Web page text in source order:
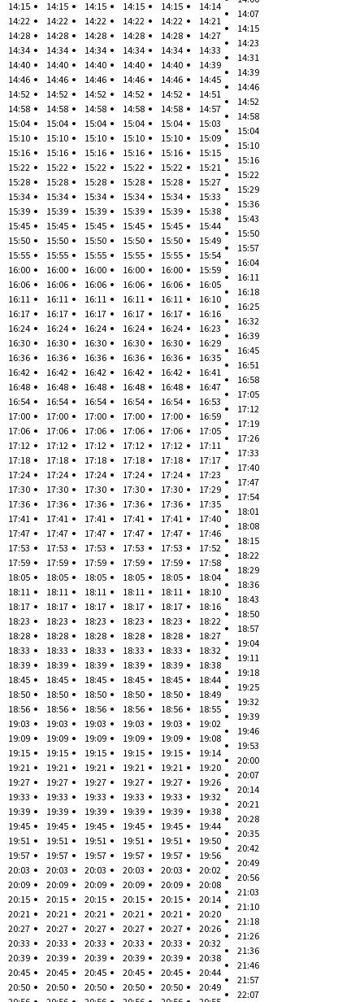
14:15
14:22
14:28
14:34
14:40
14:46
14:52
14:58
15:04
15:10
15:16
15:22
15:28
15:34
15:39
15:45
15:50
15:55
16:00
16:06
16:11
16:17
16:24
16:30
16:36
16:42
16:48
16:54
17:00
17:06
17:12
17:18
17:24
17:30
17:36
17:41
17:47
17:53
17:59
18:05
18:11
18:17
18:23
18:28
18:33
18:39
18:45
18:50
18:56
19:03
19:09
19:15
19:21
19:27
19:33
19:39
19:45
19:51
19:57
20:03
20:09
20:15
20:21
20:27
20:33
20:39
20:45
20:50
14:15
14:22
14:28
14:34
14:40
14:46
14:52
14:58
15:04
15:10
15:16
15:22
15:28
15:34
15:39
15:45
15:50
15:55
16:00
16:06
16:11
16:17
16:24
16:30
16:36
16:42
16:48
16:54
17:00
17:06
17:12
17:18
17:24
17:30
17:36
17:41
17:47
17:53
17:59
18:05
18:11
18:17
18:23
18:28
18:33
18:39
18:45
18:50
18:56
19:03
19:09
19:15
19:21
19:27
19:33
19:39
19:45
19:51
19:57
20:03
20:09
20:15
20:21
20:27
20:33
20:39
20:45
20:50
14:15
14:22
14:28
14:34
14:40
14:46
14:52
14:58
15:04
15:10
15:16
15:22
15:28
15:34
15:39
15:45
15:50
15:55
16:00
16:06
16:11
16:17
16:24
16:30
16:36
16:42
16:48
16:54
17:00
17:06
17:12
17:18
17:24
17:30
17:36
17:41
17:47
17:53
17:59
18:05
18:11
18:17
18:23
18:28
18:33
18:39
18:45
18:50
18:56
19:03
19:09
19:15
19:21
19:27
19:33
19:39
19:45
19:51
19:57
20:03
20:09
20:15
20:21
20:27
20:33
20:39
20:45
20:50
14:15
14:22
14:28
14:34
14:40
14:46
14:52
14:58
15:04
15:10
15:16
15:22
15:28
15:34
15:39
15:45
15:50
15:55
16:00
16:06
16:11
16:17
16:24
16:30
16:36
16:42
16:48
16:54
17:00
17:06
17:12
17:18
17:24
17:30
17:36
17:41
17:47
17:53
17:59
18:05
18:11
18:17
18:23
18:28
18:33
18:39
18:45
18:50
18:56
19:03
19:09
19:15
19:21
19:27
19:33
19:39
19:45
19:51
19:57
20:03
20:09
20:15
20:21
20:27
20:33
20:39
20:45
20:50
14:15
14:22
14:28
14:34
14:40
14:46
14:52
14:58
15:04
15:10
15:16
15:22
15:28
15:34
15:39
15:45
15:50
15:55
16:00
16:06
16:11
16:17
16:24
16:30
16:36
16:42
16:48
16:54
17:00
17:06
17:12
17:18
17:24
17:30
17:36
17:41
17:47
17:53
17:59
18:05
18:11
18:17
18:23
18:28
18:33
18:39
18:45
18:50
18:56
19:03
19:09
19:15
19:21
19:27
19:33
19:39
19:45
19:51
19:57
20:03
20:09
20:15
20:21
20:27
20:33
20:39
20:45
20:50
14:14
14:21
14:27
14:33
14:39
14:45
14:51
14:57
15:03
15:09
15:15
15:21
15:27
15:33
15:38
15:44
15:49
15:54
15:59
16:05
16:10
16:16
16:23
16:29
16:35
16:41
16:47
16:53
16:59
17:05
17:11
17:17
17:23
17:29
17:35
17:40
17:46
17:52
17:58
18:04
18:10
18:16
18:22
18:27
18:32
18:38
18:44
18:49
18:55
19:02
19:08
19:14
19:20
19:26
19:32
19:38
19:44
19:50
19:56
20:02
20:08
20:14
20:20
20:26
20:32
20:38
20:44
20:49
14:07
14:15
14:23
14:31
14:39
14:46
14:52
14:58
15:04
15:10
15:16
15:22
15:29
15:36
15:43
15:50
15:57
16:04
16:11
16:18
16:25
16:32
16:39
16:45
16:51
16:58
17:05
17:12
17:19
17:26
17:33
17:40
17:47
17:54
18:01
18:08
18:15
18:22
18:29
18:36
18:43
18:50
18:57
19:04
19:11
19:18
19:25
19:32
19:39
19:46
19:53
20:00
20:07
20:14
20:21
20:28
20:35
20:42
20:49
20:56
21:03
21:10
21:18
21:26
21:36
21:46
21:57
22:07